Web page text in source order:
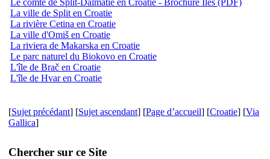
La ville de Split en Croatie
La rivière Cetina en Croatie
La ville d'Omiš en Croatie
La riviera de Makarska en Croatie
Le parc naturel du Biokovo en Croatie
L'île de Brač en Croatie
L'île de Hvar en Croatie
[Sujet précédant] [Sujet ascendant] [Page d’accueil] [Croatie] [Via
Gallica]
Chercher sur ce Site